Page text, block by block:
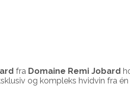
fra Domaine Remi Jobard
og kompleks hvidvin fra